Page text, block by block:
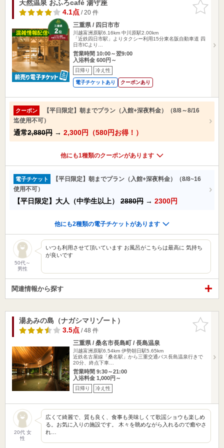
お気に入
りに追加
天然温泉 おふろcafé 湯守座
4.1点/ 20 件
三重県 / 四日市市
川越富洲原駅6.16km 中川原駅2.00km
「近鉄四日市駅」よりタクシー利用15分東名阪自動車道 四
日市ICより…
営業時間 10:00～翌9:00
入浴料金 600円～
日帰り 冷え性
電子チケットあり クーポンあり
クーポン
【平日限定】朝までプラン（入館+深夜料金）（8/8～8/16
迄使用不可）
通常2,880円 → 2,300円（580円お得！）
他にも1種類のクーポンがあります
電子チケット
【平日限定】朝までプラン（入館+深夜料金）（8/8~16
使用不可）
【平日限定】大人（中学生以上） 2880円 → 2300円
他にも2種類の電子チケットがあります
50代～
男性
いつも利用させて頂いています お風呂がこちらは最高に 気持ち
が良いです
関連情報から探す
お気に入
りに追加
湯あみの島（ナガシマリゾート）
3.5点/ 48 件
三重県 / 桑名市長島町 / 長島温泉
川越富洲原駅6.54km 伊勢朝日駅5.65km
近鉄名古屋線「桑名駅」から三重交通バス長島温泉行きで
20分、終点下車…
営業時間 9:30～21:00
入浴料金 1,000円～
日帰り 冷え性
20代 女
性
広くて綺麗で、質も良く、食事も美味しくて歌謡ショウも楽しめ
る。お気に入りの施設です。 木々を眺めながら入れるので癒やさ
れ…